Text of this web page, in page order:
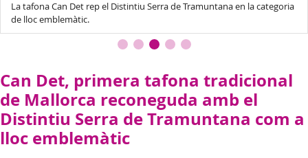
La tafona Can Det rep el Distintiu Serra de Tramuntana en la categoria
de lloc emblemàtic.
Can Det, primera tafona tradicional
de Mallorca reconeguda amb el
Distintiu Serra de Tramuntana com a
lloc emblemàtic